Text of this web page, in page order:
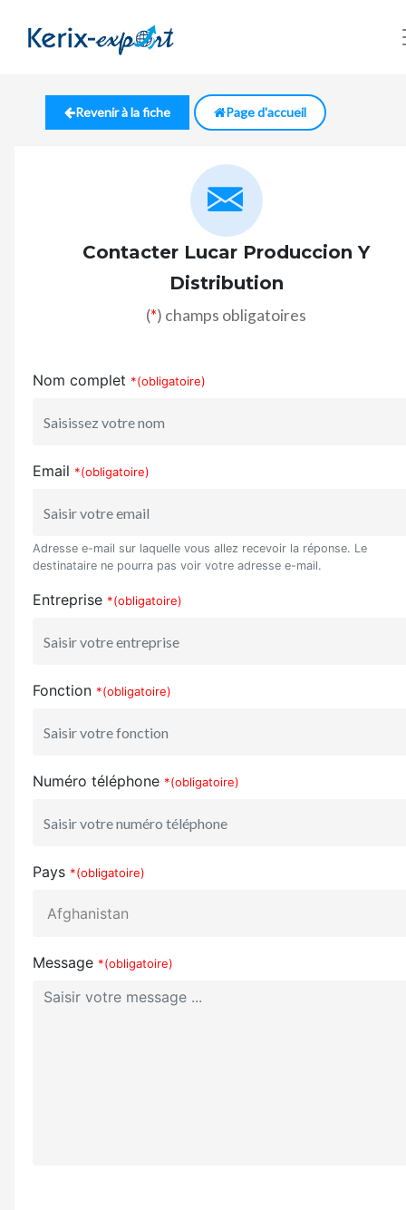
Revenir à la fiche Page d'accueil
Contacter Lucar Produccion Y
Distribution
(*) champs obligatoires
Nom complet *(obligatoire)
Email *(obligatoire)
Adresse e-mail sur laquelle vous allez recevoir la réponse. Le
destinataire ne pourra pas voir votre adresse e-mail.
Entreprise *(obligatoire)
Fonction *(obligatoire)
Numéro téléphone *(obligatoire)
Pays *(obligatoire)
Message *(obligatoire)